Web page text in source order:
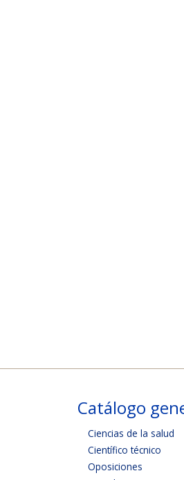
Catálogo
Ciencias de la salud
Científico técnico
Oposiciones